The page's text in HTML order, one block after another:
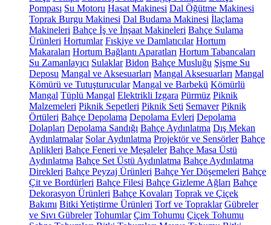
Pompası Su Motoru Hasat Makinesi Dal Öğütme Makinesi
Toprak Burgu Makinesi Dal Budama Makinesi İlaçlama
Makineleri Bahçe İş ve İnşaat Makineleri Bahçe Sulama
Ürünleri Hortumlar Fıskiye ve Damlatıcılar Hortum
Makaraları Hortum Bağlantı Aparatları Hortum Tabancaları
Su Zamanlayıcı Sulaklar Bidon Bahçe Musluğu Şişme Su
Deposu Mangal ve Aksesuarları Mangal Aksesuarları Mangal
Kömürü ve Tutuşturucular Mangal ve Barbekü Kömürlü
Mangal Tüplü Mangal Elektrikli Izgara Pürmüz Piknik
Malzemeleri Piknik Sepetleri Piknik Seti Semaver Piknik
Örtüleri Bahçe Depolama Depolama Evleri Depolama
Dolapları Depolama Sandığı Bahçe Aydınlatma Dış Mekan
Aydınlatmalar Solar Aydınlatma Projektör ve Sensörler Bahçe
Aplikleri Bahçe Feneri ve Meşaleler Bahçe Masa Üstü
Aydınlatma Bahçe Set Üstü Aydınlatma Bahçe Aydınlatma
Direkleri Bahçe Peyzaj Ürünleri Bahçe Yer Döşemeleri Bahçe
Çit ve Bordürleri Bahçe Filesi Bahçe Gizleme Ağları Bahçe
Dekorasyon Ürünleri Bahçe Kovaları Toprak ve Çiçek
Bakımı Bitki Yetiştirme Ürünleri Torf ve Topraklar Gübreler
ve Sıvı Gübreler Tohumlar Çim Tohumu Çiçek Tohumu